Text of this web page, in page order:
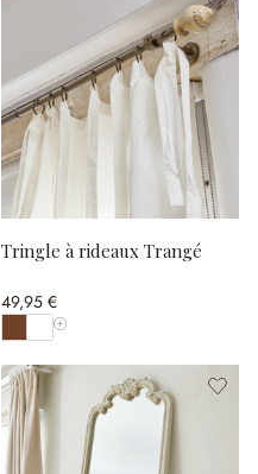
Tringle à rideaux Trangé
49,95 €
Afficher toutes les couleurs